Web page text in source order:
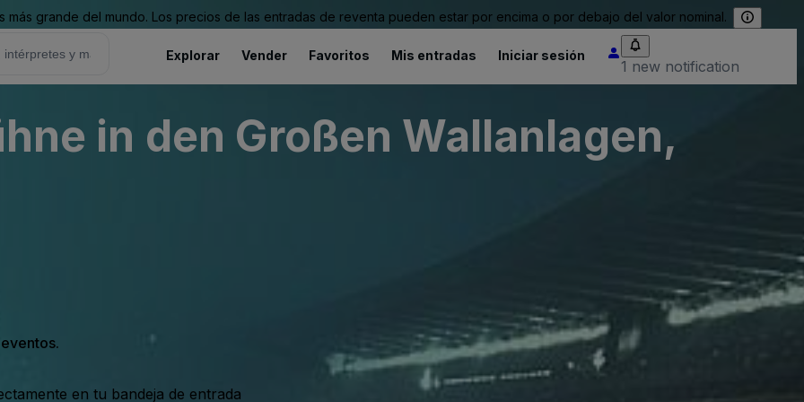
grande del mundo. Los precios de las entradas de reventa pueden estar por encima o por debajo del valor nominal.
Explorar Vender Favoritos Mis entradas Iniciar sesión
1 new notification
in den Großen Wallanlagen,
en tu bandeja de entrada